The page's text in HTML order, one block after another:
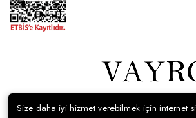
© Vayro Giyim Tüm hakları
Size daha iyi hizmet verebilmek için internet